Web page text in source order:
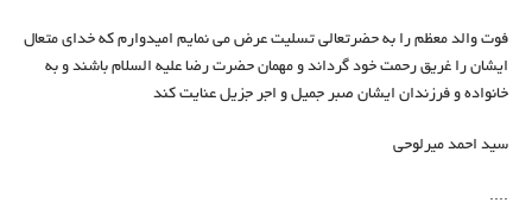
فوت والد معظم را به حضرتعالی تسلیت عرض می نمایم امیدوارم که خدای متعال
ایشان را غریق رحمت خود گرداند و مهمان حضرت رضا علیه السلام باشند و به
خانواده و فرزندان ایشان صبر جمیل و اجر جزیل عنایت کند
سید احمد میرلوحی
....